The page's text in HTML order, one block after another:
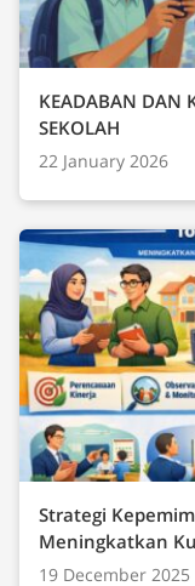
KEADABAN DAN
SEKOLAH
22 January 2026
Strategi
Meningkatkan
19 December 2025